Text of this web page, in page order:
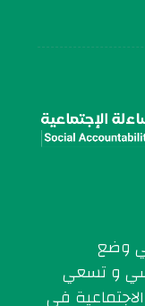
وضع
و تسعي
في